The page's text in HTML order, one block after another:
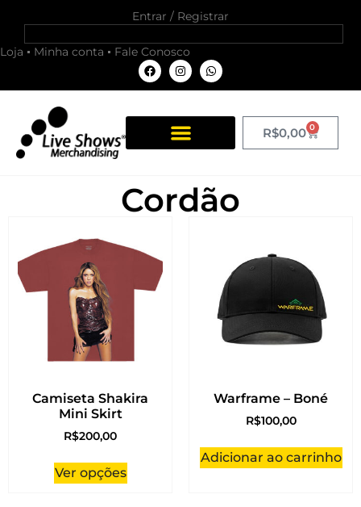
Entrar / Registrar
Loja Minha conta Fale Conosco
R$0,00 0
Cordão
Camiseta Shakira
Mini Skirt
R$200,00
Ver opções
Warframe – Boné
R$100,00
Adicionar ao carrinho